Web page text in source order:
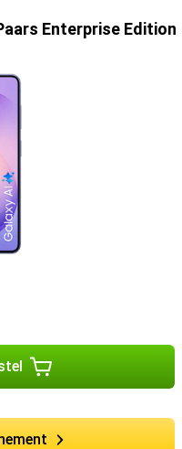
Enterprise Edition